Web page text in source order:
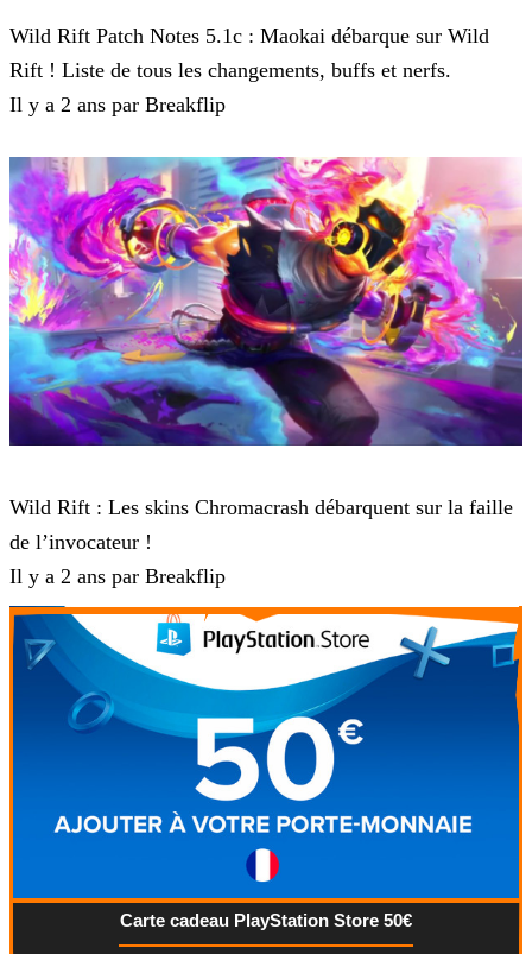
Wild Rift Patch Notes 5.1c : Maokai débarque sur Wild
Rift ! Liste de tous les changements, buffs et nerfs.
Il y a 2 ans par Breakflip
Wild Rift : Les skins Chromacrash débarquent sur la faille
de l’invocateur !
Il y a 2 ans par Breakflip
Carte cadeau PlayStation Store 50€